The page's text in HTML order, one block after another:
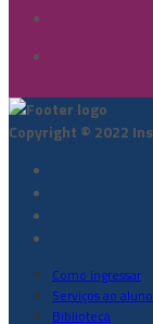
Copyright © 2022
Como ingressar
Serviços ao aluno
Biblioteca